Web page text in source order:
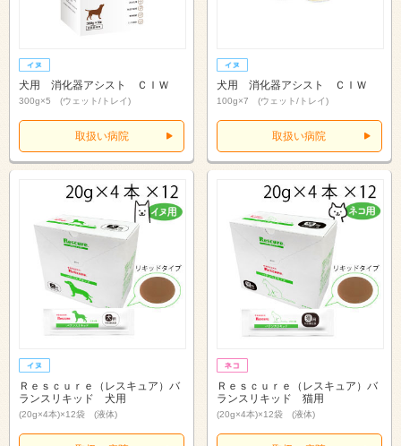
犬用 消化器アシスト ＣＩＷ
300g×5 (ウェット/トレイ)
取扱い病院
犬用 消化器アシスト ＣＩＷ
100g×7 (ウェット/トレイ)
取扱い病院
Ｒｅｓｃｕｒｅ（レスキュア）バ
ランスリキッド 犬用
(20g×4本)×12袋 (液体)
Ｒｅｓｃｕｒｅ（レスキュア）バ
ランスリキッド 猫用
(20g×4本)×12袋 (液体)